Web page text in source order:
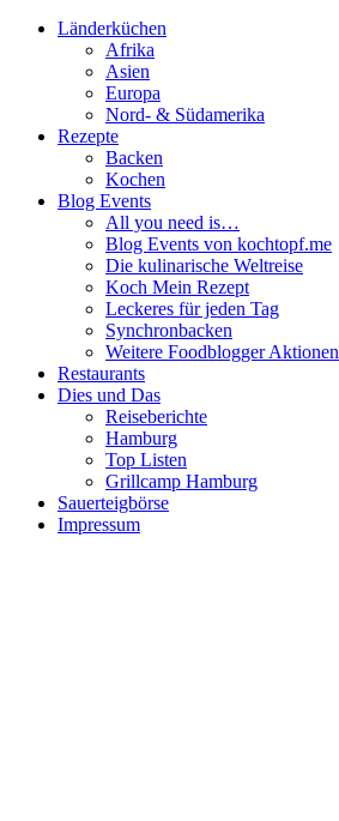
Länderküchen
Afrika
Asien
Europa
Nord- & Südamerika
Rezepte
Backen
Kochen
Blog Events
All you need is…
Blog Events von kochtopf.me
Die kulinarische Weltreise
Koch Mein Rezept
Leckeres für jeden Tag
Synchronbacken
Weitere Foodblogger Aktionen
Restaurants
Dies und Das
Reiseberichte
Hamburg
Top Listen
Grillcamp Hamburg
Sauerteigbörse
Impressum